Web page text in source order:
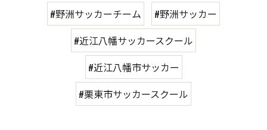
#野洲サッカーチーム
#野洲サッカー
#近江八幡サッカースクール
#近江八幡市サッカー
#栗東市サッカースクール